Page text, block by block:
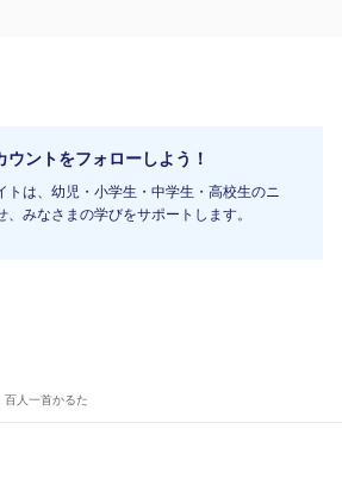
ウントをフォローしよう！
トは、幼児・小学生・中学生・高校生のニ
、みなさまの学びをサポートします。
百人一首かるた